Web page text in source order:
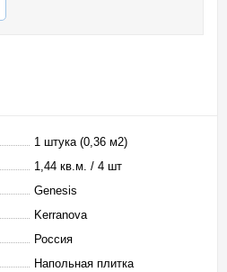
1 штука (0,36 м2)
1,44 кв.м. / 4 шт
Genesis
Kerranova
Россия
Напольная плитка